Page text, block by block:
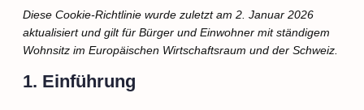
Diese Cookie-Richtlinie wurde zuletzt am 2. Januar 2026
aktualisiert und gilt für Bürger und Einwohner mit ständigem
Wohnsitz im Europäischen Wirtschaftsraum und der Schweiz.
1. Einführung